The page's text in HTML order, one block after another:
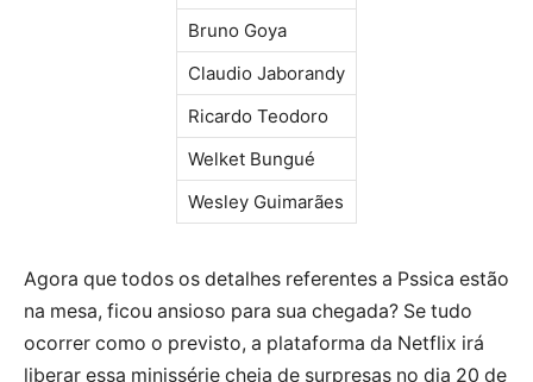
Bruno Goya
Claudio Jaborandy
Ricardo Teodoro
Welket Bungué
Wesley Guimarães
Agora que todos os detalhes referentes a Pssica estão
na mesa, ficou ansioso para sua chegada? Se tudo
ocorrer como o previsto, a plataforma da Netflix irá
liberar essa minissérie cheia de surpresas no dia 20 de